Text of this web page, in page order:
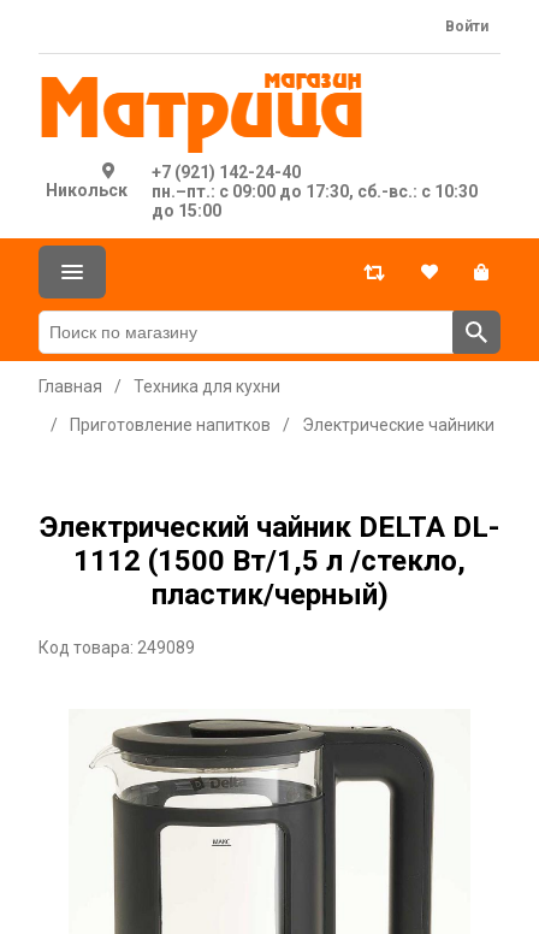
Никольск
+7 (921) 142-24-40
пн.–пт.: с 09:00 до 17:30, сб.-вс.: с 10:30
до 15:00
Войти
Главная /
Техника для кухни
/
Приготовление напитков / Электрические чайники
Электрический чайник DELTA DL-
1112 (1500 Вт/1,5 л /стекло,
пластик/черный)
Код товара: 249089